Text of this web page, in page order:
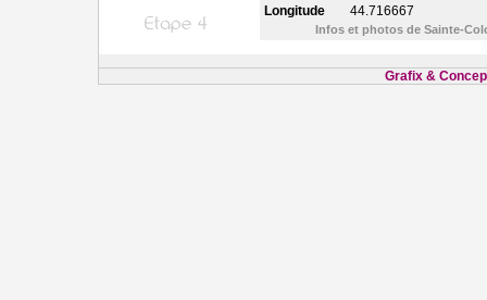
Longitude
44.716667
Infos et photos de Sainte-
Grafix &